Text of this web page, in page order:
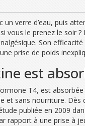
verre d’eau, puis
vous le prenez le soir
Son
prise de poids
est
T4, est
et sans nourriture.
publiée en 2009
rapport à une prise à